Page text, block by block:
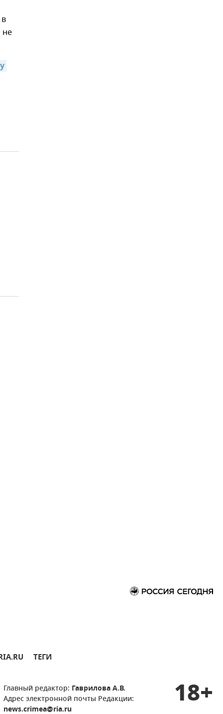
не
ТЕГИ
Главный редактор: Гаврилова А.В.
Адрес электронной почты Редакции:
news.crimea@ria.ru
18+